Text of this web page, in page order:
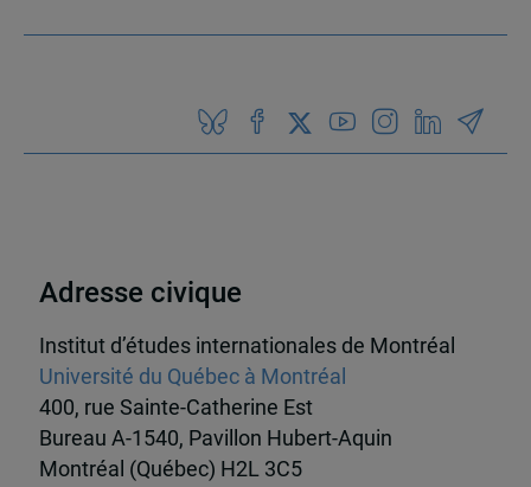
Adresse civique
Institut d’études internationales de Montréal
Université du Québec à Montréal
400, rue Sainte-Catherine Est
Bureau A-1540, Pavillon Hubert-Aquin
Montréal (Québec) H2L 3C5